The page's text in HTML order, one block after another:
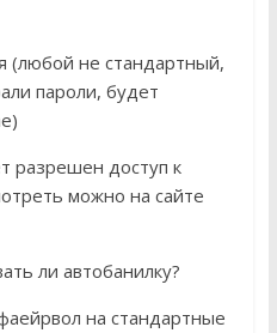
(любой не стандартный,
пароли, будет
разрешен доступ к
можно на сайте
ли автобанилку?
на стандартные